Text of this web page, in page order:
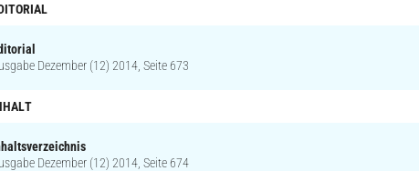
Dezember (12) 2014, Seite 673
Dezember (12) 2014, Seite 674